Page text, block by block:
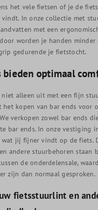
het vele fietsen of je de
In onze collectie met
met een
worden je handen minder
gedurende je fietstocht.
bieden optimaal
niet alleen uit met een fijn
het kopen van bar ends voor
verkopen zowel bar ends
bar ends. In onze vestiging
jij fijner vindt op de fiets.
andere stuurbehoren staan
de onderdelensale,
zijn dan normaal gesproken.
fietsstuurlint en